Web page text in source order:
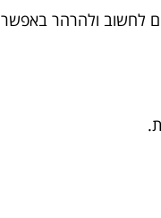
לחשוב ולהרהר